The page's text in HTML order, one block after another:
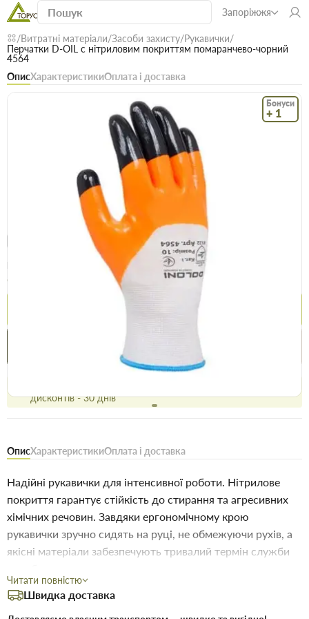
Запоріжжя
Витратні матеріали Засоби захисту Рукавички
Перчатки D-OIL с нітриловим покриттям помаранчево-чорний
4564
ОписХарактеристикиОплата і доставка
Бонуси
+ 1
Перчатки D-OIL с нітриловим покриттям
помаранчево-чорний 4564
Безкоштовна доставка! Від 15000 грн єВідновлення
61.5 грн 60.1 грн
Знайшли
дешевше
дисконтів - 30 днів
ОписХарактеристикиОплата і доставка
Надійні рукавички для інтенсивної роботи. Нітрилове
покриття гарантує стійкість до стирання та агресивних
хімічних речовин. Завдяки ергономічному крою
рукавички зручно сидять на руці, не обмежуючи рухів, а
якісні матеріали забезпечують тривалий термін служби
Характеристики:
Читати повністю
Швидка доставка